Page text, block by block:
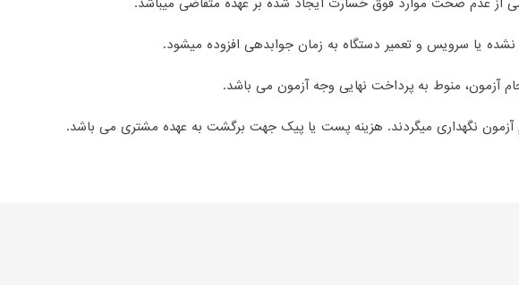
یا سرویس و تعمیر دستگاه به زمان جوابدهی افزوده می­شود.
آزمون، منوط به پرداخت نهایی وجه آزمون می باشد.
آزمون نگهداری می­گردند. هزینه پست یا پیک جهت برگشت به عهده مشتری می باشد.